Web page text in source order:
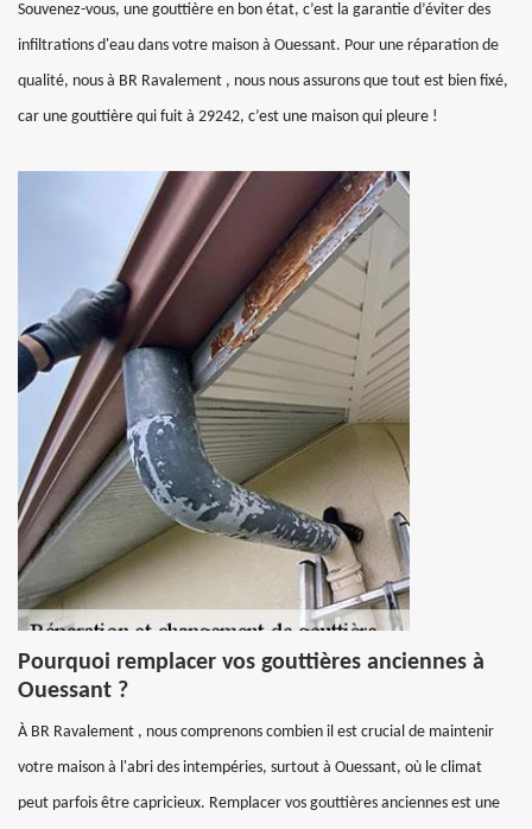
Souvenez-vous, une gouttière en bon état, c’est la garantie d’éviter des
infiltrations d'eau dans votre maison à Ouessant. Pour une réparation de
qualité, nous à BR Ravalement , nous nous assurons que tout est bien fixé,
car une gouttière qui fuit à 29242, c’est une maison qui pleure !
Pourquoi remplacer vos gouttières anciennes à
Ouessant ?
À BR Ravalement , nous comprenons combien il est crucial de maintenir
votre maison à l'abri des intempéries, surtout à Ouessant, où le climat
peut parfois être capricieux. Remplacer vos gouttières anciennes est une